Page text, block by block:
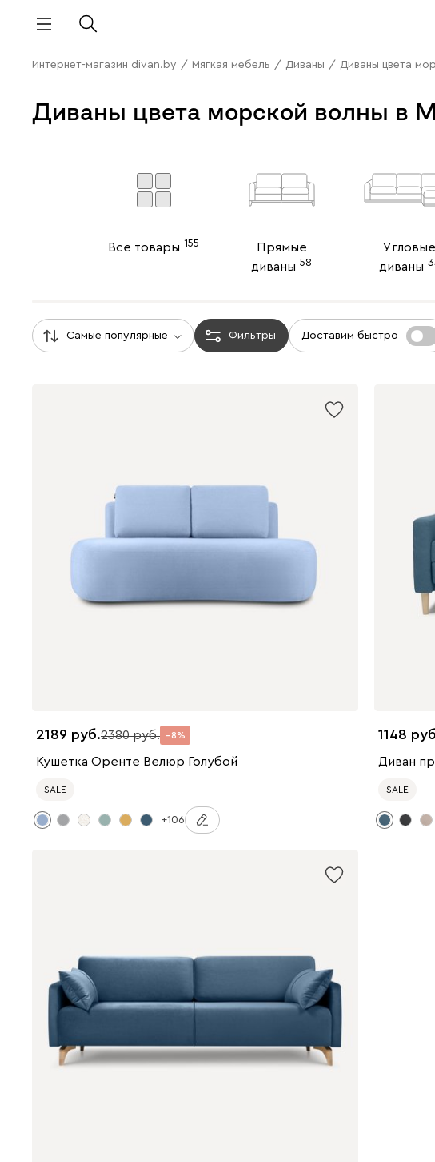
Интернет-магазин divan.by / Мягкая мебель / Диваны / Диваны цвета
Диваны цвета морской волны в
Все товары 155
Прямые
диваны 58
Угловые
диваны
Самые популярные Фильтры Доставим быстро
2189 2380 8
Кушетка Оренте Велюр Голубой
SALE
+106
1148
Диван
SALE